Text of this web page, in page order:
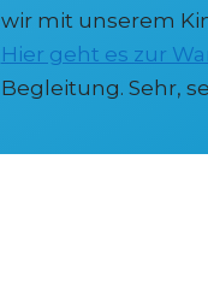
wir mit unserem
Hier geht es zur
Begleitung. Sehr,